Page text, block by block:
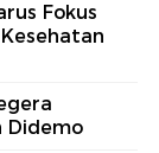
Fokus
Didemo